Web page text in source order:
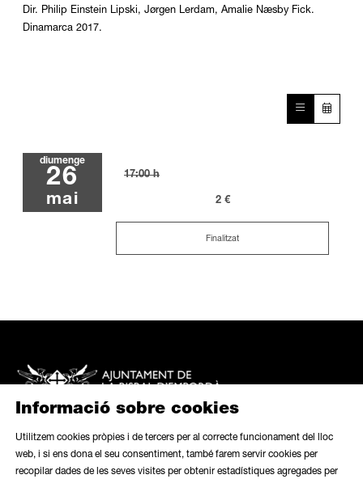
Dir. Philip Einstein Lipski, Jørgen Lerdam, Amalie Næsby Fick.
Dinamarca 2017.
diumenge
26
mai
17:00 h
2 €
Finalitzat
Informació sobre cookies
Utilitzem cookies pròpies i de tercers per al correcte funcionament del lloc
web, i si ens dona el seu consentiment, també farem servir cookies per
recopilar dades de les seves visites per obtenir estadístiques agregades per